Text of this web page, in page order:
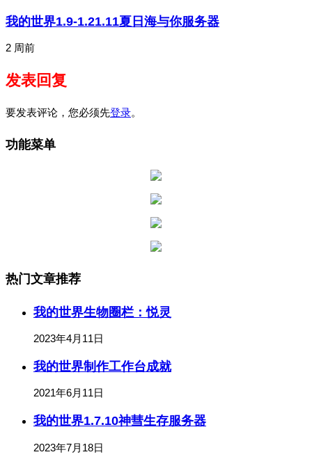
我的世界1.9-1.21.11夏日海与你服务器
2 周前
发表回复
要发表评论，您必须先登录。
功能菜单
热门文章推荐
我的世界生物圈栏：悦灵
2023年4月11日
我的世界制作工作台成就
2021年6月11日
我的世界1.7.10神彗生存服务器
2023年7月18日